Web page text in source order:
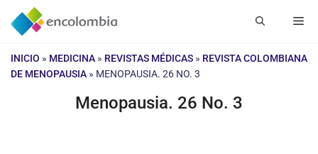
Saltar
INICIO » MEDICINA » REVISTAS MÉDICAS » REVISTA COLOMBIANA
DE MENOPAUSIA » MENOPAUSIA. 26 NO. 3
Menopausia. 26 No. 3